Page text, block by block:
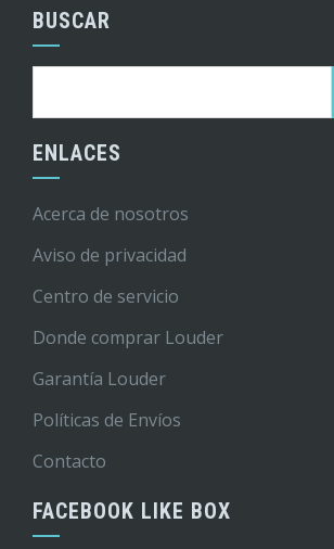
BUSCAR
ENLACES
Acerca de nosotros
Aviso de privacidad
Centro de servicio
Donde comprar Louder
Garantía Louder
Políticas de Envíos
Contacto
FACEBOOK LIKE BOX